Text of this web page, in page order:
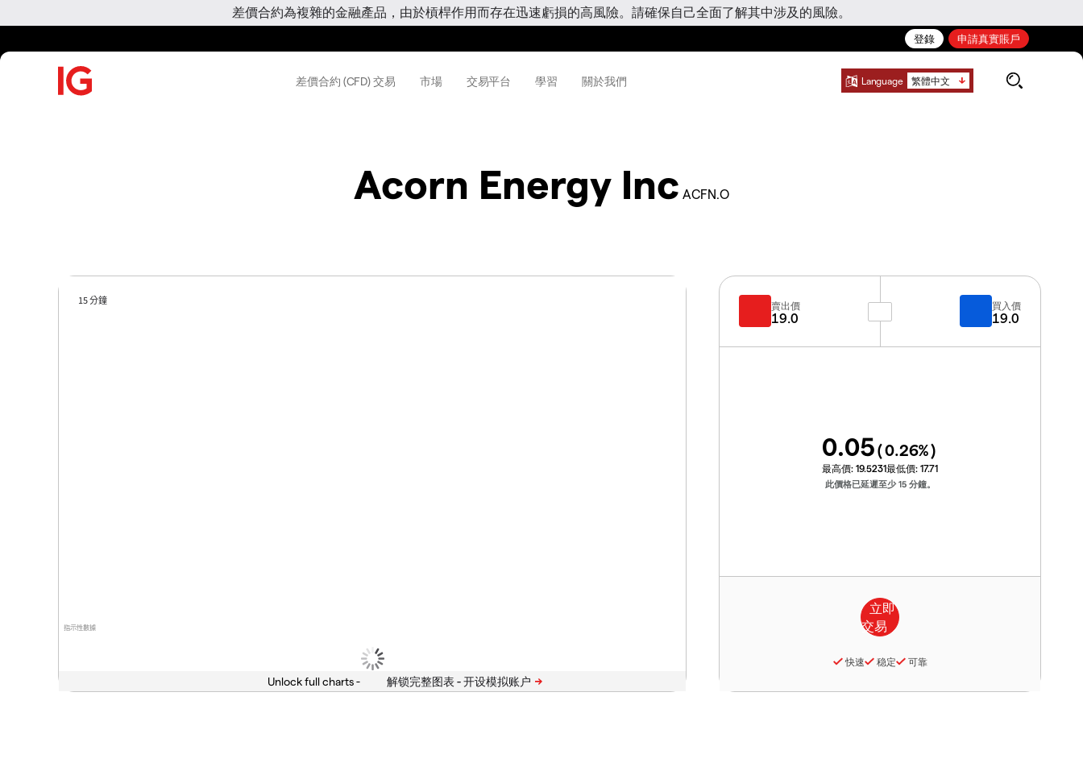
差價合約為複雜的金融產品，由於槓桿作用而存在迅速虧損的高風險。請確保自己全面了解其中涉及的風險。
登錄 申請真實賬戶
差價合約 (CFD) 交易 市場 交易平台 學習 關於我們 Language 繁體中文
Acorn Energy Inc ACFN.O
指示性數據
15 分鐘
Unlock full charts -
賣出價
19.0
買入價
19.0
0.05(0.26%)
最高價: 19.5231最低價: 17.71
此價格已延遲至少 15 分鐘。
快速 稳定 可靠